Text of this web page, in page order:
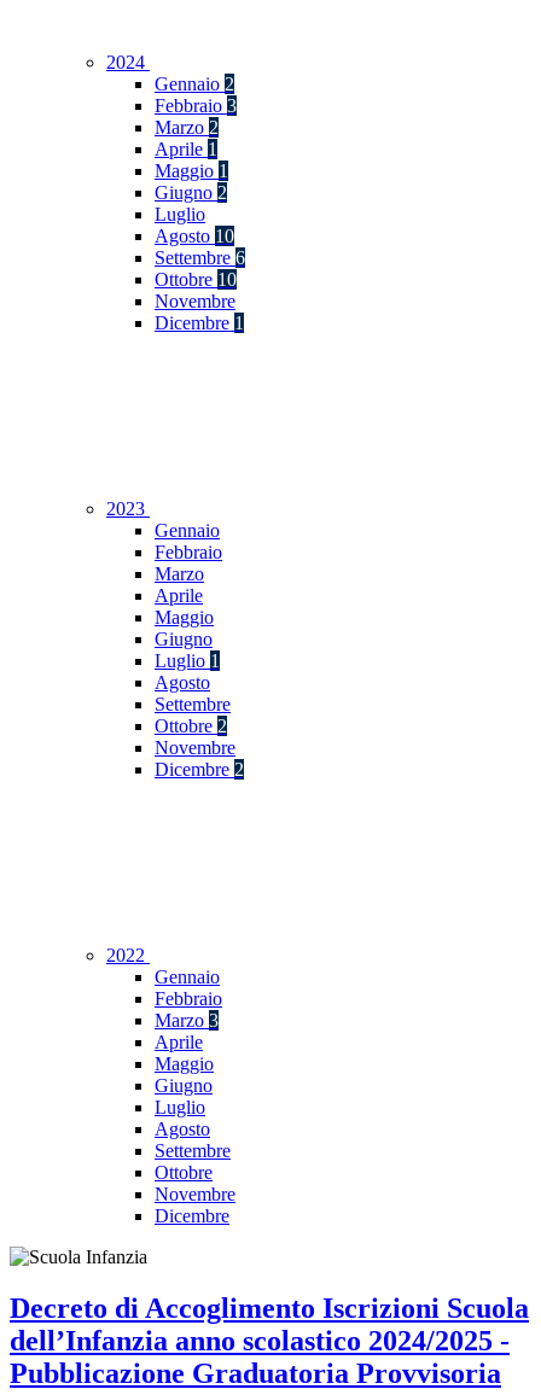
2024
Gennaio 2
Febbraio 3
Marzo 2
Aprile 1
Maggio 1
Giugno 2
Luglio
Agosto 10
Settembre 6
Ottobre 10
Novembre
Dicembre 1
2023
Gennaio
Febbraio
Marzo
Aprile
Maggio
Giugno
Luglio 1
Agosto
Settembre
Ottobre 2
Novembre
Dicembre 2
2022
Gennaio
Febbraio
Marzo 3
Aprile
Maggio
Giugno
Luglio
Agosto
Settembre
Ottobre
Novembre
Dicembre
Decreto di Accoglimento Iscrizioni Scuola
dell’Infanzia anno scolastico 2024/2025 -
Pubblicazione Graduatoria Provvisoria